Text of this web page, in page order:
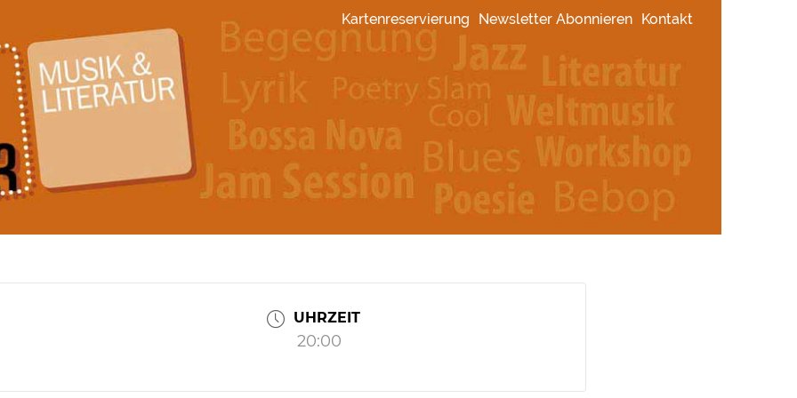
Kartenreservierung Newsletter Abonnieren Kontakt
UHRZEIT
20:00